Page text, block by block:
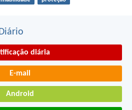
diária
E-mail
Android